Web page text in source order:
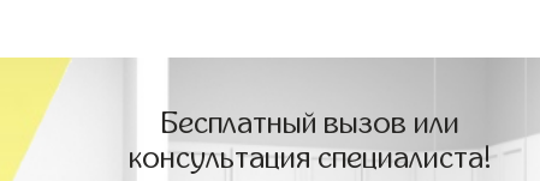
Бесплатный вызов или
консультация специалиста!